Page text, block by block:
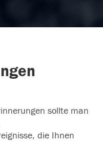
sollte man
die Ihnen